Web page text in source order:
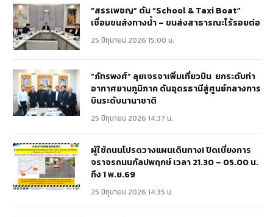
“สรรเพชญ” ดัน “School & Taxi Boat”
เชื่อมขนส่งทางน้ำ – ขนส่งสาธารณะไร้รอยต่อ
25 มิถุนายน 2026 15:00 น.
“ภัทรพงศ์” ลุยเจรจาเพิ่มเที่ยวบิน ยกระดับท่า
อากาศยานภูมิภาค ดันอุดรธานีสู่ศูนย์กลางการ
บินระดับนานาชาติ
25 มิถุนายน 2026 14:37 น.
ผู้ใช้ถนนโปรดวางแผนเดินทาง! ปิดเบี่ยงการ
จราจรถนนกัลปพฤกษ์ เวลา 21.30 – 05.00 น.
ถึง 1 พ.ย.69
25 มิถุนายน 2026 14:35 น.